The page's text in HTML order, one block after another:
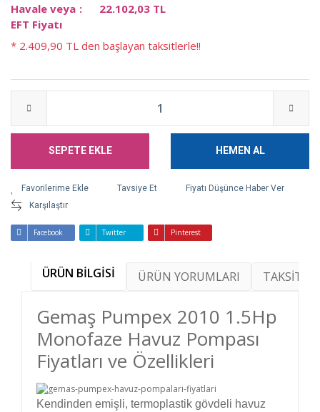
Havale veya
EFT Fiyatı
22.102,03 TL
* 2.409,90 TL den başlayan taksitlerle!!
SEPETE EKLE HEMEN AL
Tavsiye Et
Fiyatı Düşünce Haber Ver
Karşılaştır
Facebook Twitter Pinterest
ÜRÜN BİLGİSİ ÜRÜN YORUMLARI TAKSİT
Gemaş Pumpex 2010 1.5Hp
Monofaze Havuz Pompası
Fiyatları ve Özellikleri
Kendinden emişli, termoplastik gövdeli havuz